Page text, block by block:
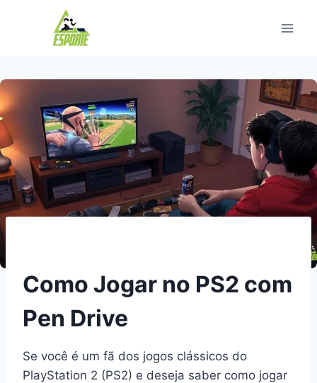
Como Jogar no PS2 com
Pen Drive
Se você é um fã dos jogos clássicos do
PlayStation 2 (PS2) e deseja saber como jogar